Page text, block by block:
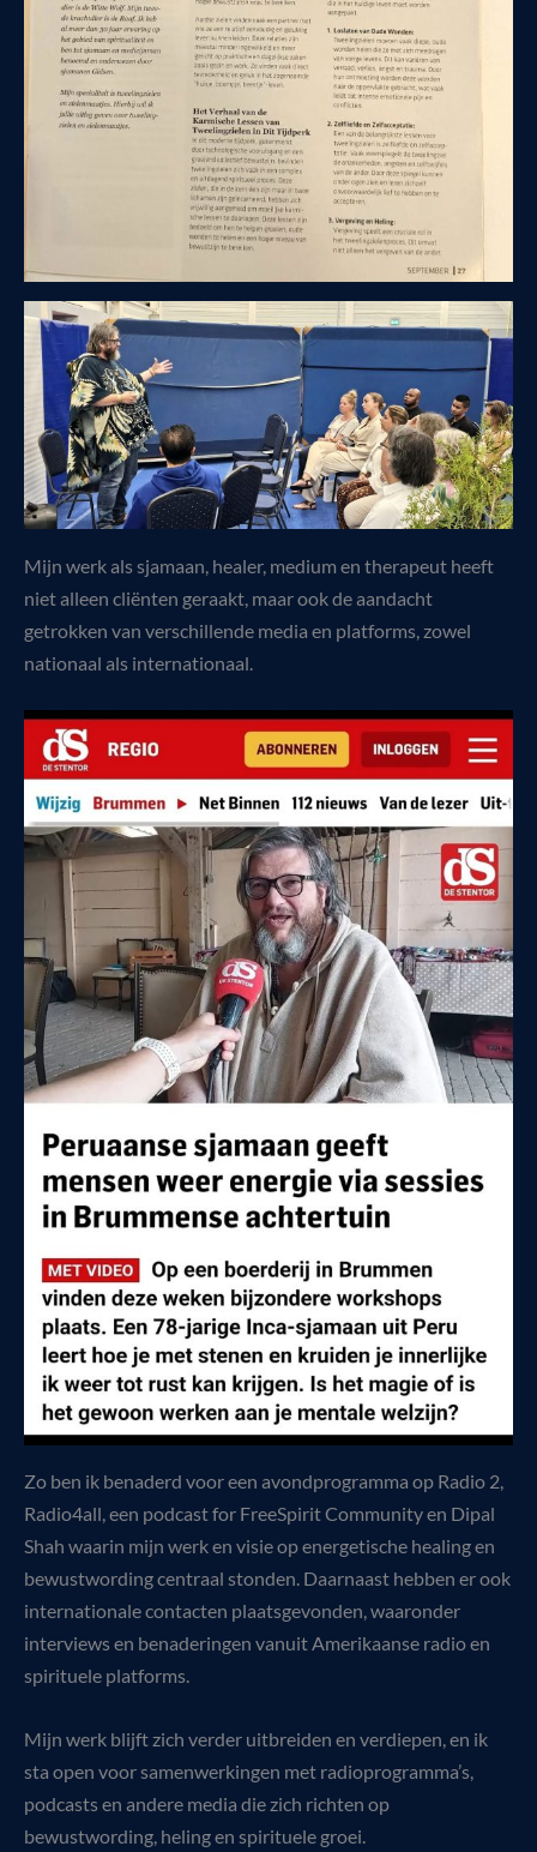
Mijn werk als sjamaan, healer, medium en therapeut heeft
niet alleen cliënten geraakt, maar ook de aandacht
getrokken van verschillende media en platforms, zowel
nationaal als internationaal.
Zo ben ik benaderd voor een avondprogramma op Radio 2,
Radio4all, een podcast for FreeSpirit Community en Dipal
Shah waarin mijn werk en visie op energetische healing en
bewustwording centraal stonden. Daarnaast hebben er ook
internationale contacten plaatsgevonden, waaronder
interviews en benaderingen vanuit Amerikaanse radio en
spirituele platforms.
Mijn werk blijft zich verder uitbreiden en verdiepen, en ik
sta open voor samenwerkingen met radioprogramma’s,
podcasts en andere media die zich richten op
bewustwording, heling en spirituele groei.